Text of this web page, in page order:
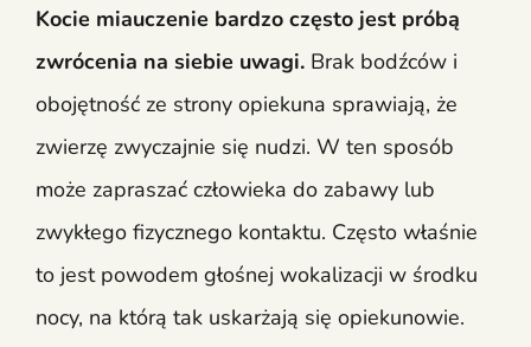
Kocie miauczenie bardzo często jest próbą
zwrócenia na siebie uwagi. Brak bodźców i
obojętność ze strony opiekuna sprawiają, że
zwierzę zwyczajnie się nudzi. W ten sposób
może zapraszać człowieka do zabawy lub
zwykłego fizycznego kontaktu. Często właśnie
to jest powodem głośnej wokalizacji w środku
nocy, na którą tak uskarżają się opiekunowie.